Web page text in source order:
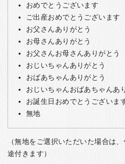
おめでとうございます
ご出産おめでとうございます
お父さんありがとう
お母さんありがとう
お父さんお母さんありがとう
おじいちゃんありがとう
おばあちゃんありがとう
おじいちゃんおばあちゃんあ
お誕生日おめでとうございま
無地
（無地をご選択いただいた場合は
途付きます）